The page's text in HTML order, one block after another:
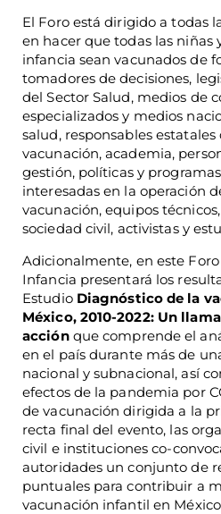
El Foro está dirigido a todas
en hacer que todas las niñas
infancia sean vacunados de
tomadores de decisiones,
del Sector Salud, medios de
especializados y medios
salud, responsables
vacunación, academia,
gestión, políticas y
interesadas en la operación
vacunación, equipos
sociedad civil, activistas y
Adicionalmente, en este
Infancia presentará los
Estudio Diagnóstico de la
México, 2010-2022: Un
acciónque comprende el
en el país durante más de
nacional y subnacional, así
efectos de la pandemia por
de vacunación dirigida a la
recta final del evento, las
civil e instituciones co-
autoridades un conjunto de
puntuales para contribuir a
vacunación infantil en